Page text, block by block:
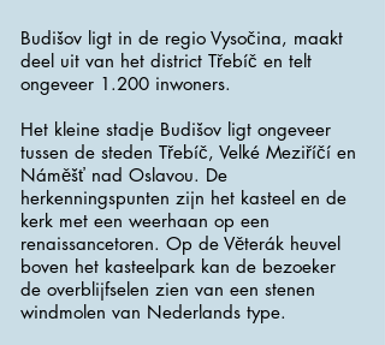
Budišov ligt in de regio Vysočina, maakt
deel uit van het district Třebíč en telt
ongeveer 1.200 inwoners.
Het kleine stadje Budišov ligt ongeveer
tussen de steden Třebíč, Velké Meziříčí en
Náměšť nad Oslavou. De
herkenningspunten zijn het kasteel en de
kerk met een weerhaan op een
renaissancetoren. Op de Věterák heuvel
boven het kasteelpark kan de bezoeker
de overblijfselen zien van een stenen
windmolen van Nederlands type.